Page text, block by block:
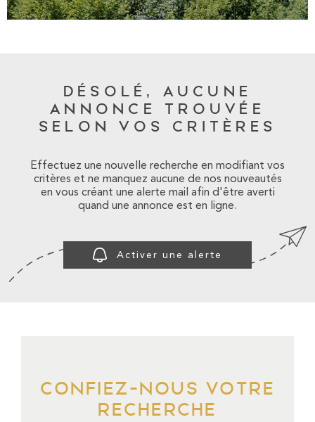
CONTACT
DÉSOLÉ, AUCUNE
ANNONCE TROUVÉE
SELON VOS CRITÈRES
Effectuez une nouvelle recherche en modifiant vos
critères et ne manquez aucune de nos nouveautés
en vous créant une alerte mail afin d'être averti
quand une annonce est en ligne.
Activer une alerte
CONFIEZ-NOUS VOTRE
RECHERCHE
PLUS DE CRITÈRES